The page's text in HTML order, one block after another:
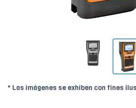
* Las imágenes se exhiben con fines